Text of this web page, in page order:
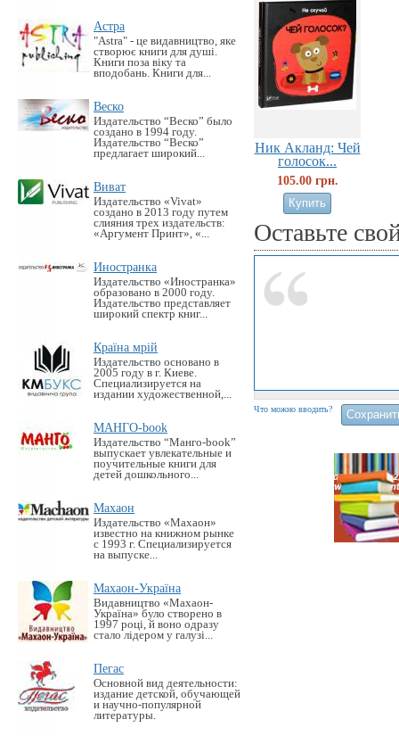
Астра
"Astra" - це видавництво, яке
створює книги для душі.
Книги поза віку та
вподобань. Книги для...
Веско
Издательство “Веско” было
создано в 1994 году.
Издательство “Веско”
предлагает широкий...
Виват
Издательство «Vivat»
создано в 2013 году путем
слияния трех издательств:
«Аргумент Принт», «...
Иностранка
Издательство «Иностранка»
образовано в 2000 году.
Издательство представляет
широкий спектр книг...
Країна мрій
Издательство основано в
2005 году в г. Киеве.
Специализируется на
издании художественной,...
МАНГО-book
Издательство “Манго-book”
выпускает увлекательные и
поучительные книги для
детей дошкольного...
Махаон
Издательство «Махаон»
известно на книжном рынке
с 1993 г. Специализируется
на выпуске...
Махаон-Україна
Видавництво «Махаон-
Україна» було створено в
1997 році, й воно одразу
стало лідером у галузі...
Пегас
Основной вид деятельности:
издание детской, обучающей
и научно-популярной
литературы.
Ник Акланд: Чей
голосок...
105.00 грн.
Оставьте
Что можно вводить?